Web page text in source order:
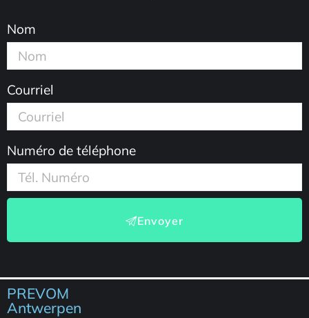
Nom
Courriel
Numéro de téléphone
Envoyer
PREVOM
Antwerpen